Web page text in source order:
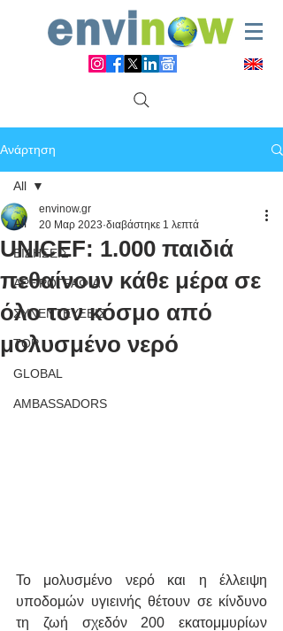
Ανάρτηση
All
ΕΙΔΗΣΕΙΣ
ΑΡΘΡΟΓΡΑΦΙΑ
ΣΥΝΕΝΤΕΥΞΕΙΣ
TOP
GLOBAL
AMBASSADORS
All
UNICEF: 1.000 παιδιά
πεθαίνουν κάθε μέρα σε
όλο τον κόσμο από
μολυσμένο νερό
envinow.gr
20 Μαρ 2023 διαβάστηκε 1 λεπτά
Το μολυσμένο νερό και η έλλειψη
υποδομών υγιεινής θέτουν σε κίνδυνο
τη ζωή σχεδόν 200 εκατομμυρίων